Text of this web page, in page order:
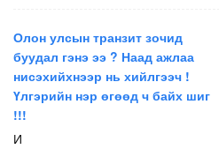
Олон улсын транзит зочид
буудал гэнэ ээ ? Наад ажлаа
нисэхийхнээр нь хийлгээч !
Үлгэрийн нэр өгөөд ч байх шиг
!!!
И